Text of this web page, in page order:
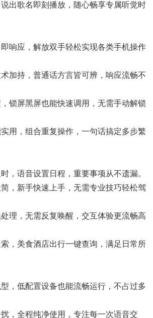
出歌名即刻播放，随心畅享专属听觉时
响应，解放双手轻松实现各类手机操作
加持，普通话方言皆可辨，响应流畅不
锁屏黑屏也能快速调用，无需手动解锁
用，组合重复操作，一句话搞定多步繁
，语音设置日程，重要事项从不遗漏。
，新手快速上手，无需专业技巧轻松驾
理，无需反复唤醒，交互体验更流畅高
，美食酒店出行一键查询，满足日常所
，低配置设备也能流畅运行，不占过多
，全程纯净使用，专注每一次语音交